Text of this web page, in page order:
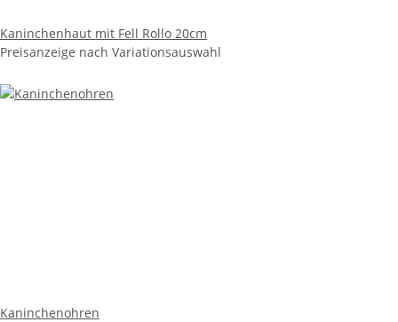
Kaninchenhaut mit Fell Rollo 20cm
Preisanzeige nach Variationsauswahl
Kaninchenohren